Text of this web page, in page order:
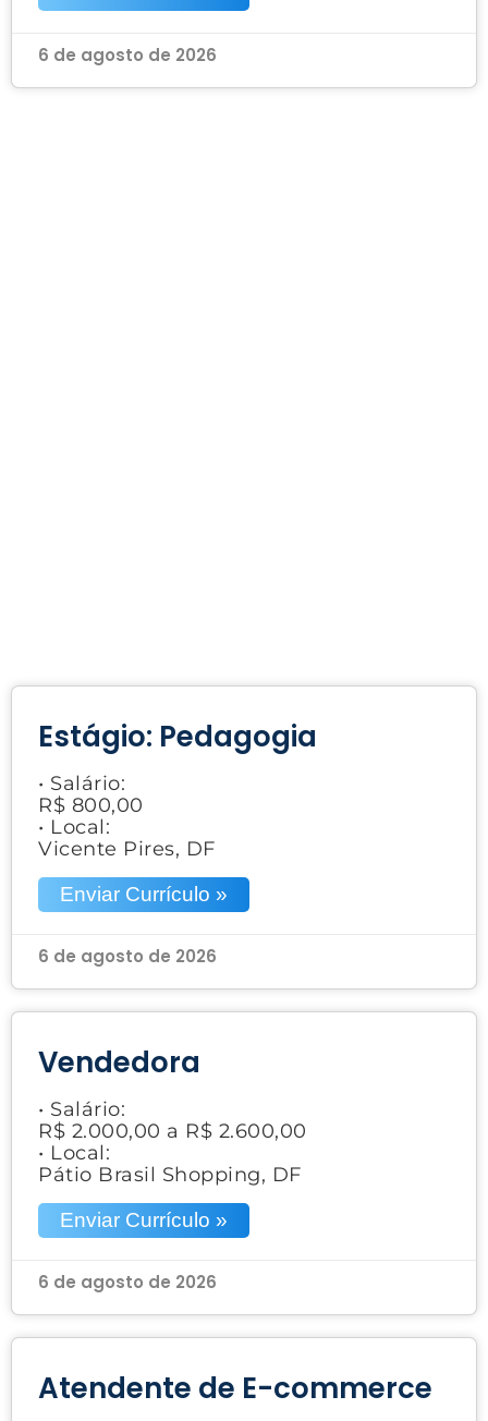
6 de agosto de 2026
Estágio: Pedagogia
• Salário:
R$ 800,00
• Local:
Vicente Pires, DF
Enviar Currículo »
6 de agosto de 2026
Vendedora
• Salário:
R$ 2.000,00 a R$ 2.600,00
• Local:
Pátio Brasil Shopping, DF
Enviar Currículo »
6 de agosto de 2026
Atendente de E-commerce